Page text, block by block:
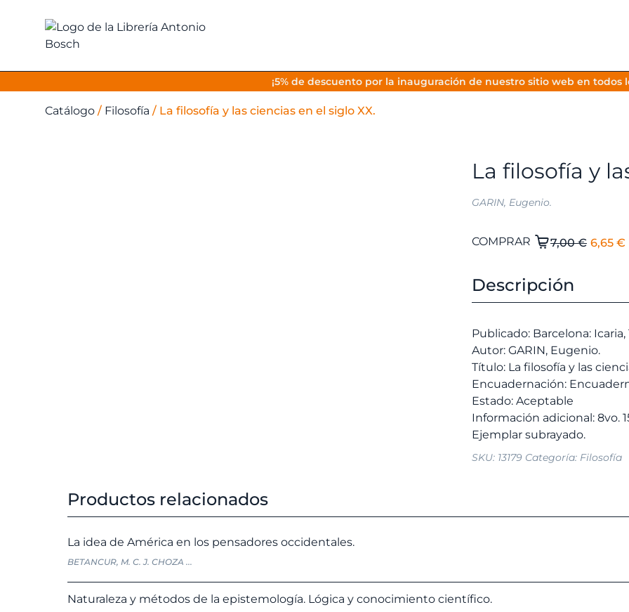
¡5% de descuento por la inauguración de nuestro sitio web en todos
Catálogo / Filosofía / La filosofía y las ciencias en el siglo XX.
La filosofía y
GARIN, Eugenio.
7,00€ El
era:
6,65 €
La
las
el
siglo
XX.
cantidad
COMPRAR
Descripción
Publicado: Barcelona: Icaria,
Autor: GARIN, Eugenio.
Título: La filosofía y las
Encuadernación:
Estado: Aceptable
Información adicional: 8vo.
SKU: 13179 Categoría: Filosofía
Productos relacionados
La idea de América en los pensadores occidentales.
BETANCUR, M. C. J. CHOZA ...
Naturaleza y métodos de la epistemología. Lógica y conocimiento científico.